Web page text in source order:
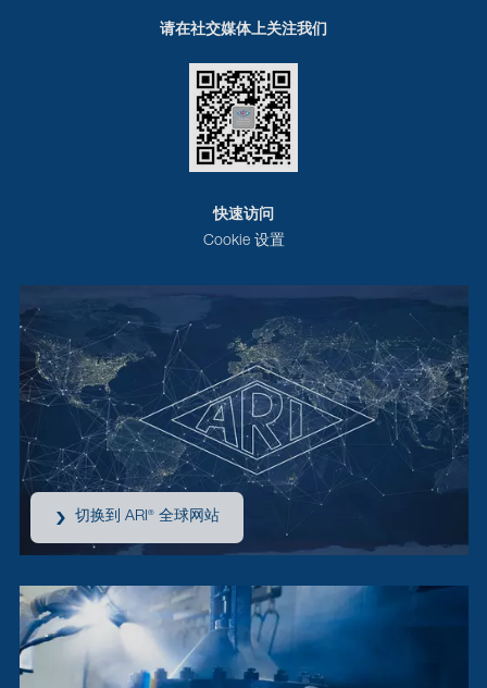
请在社交媒体上关注我们
快速访问
Cookie 设置
切换到 ARI® 全球网站